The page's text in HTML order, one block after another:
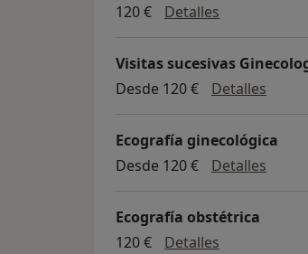
120 €
Detalles
Visitas sucesivas
Desde 120 €
Detalles
Ecografía ginecológica
Desde 120 €
Detalles
Ecografía obstétrica
120 €
Detalles